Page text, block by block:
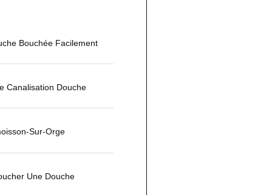
Bouchée Facilement
Canalisation Douche
Sur-Orge
Une Douche